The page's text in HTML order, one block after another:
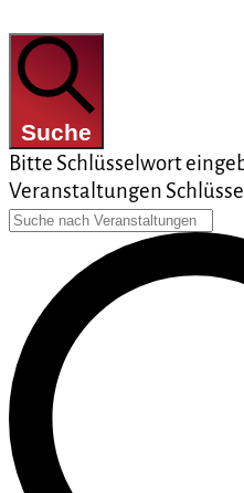
Suche
Bitte Schlüsselwort
Veranstaltungen